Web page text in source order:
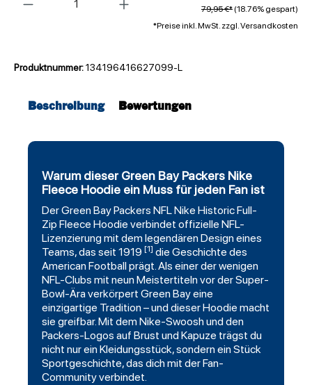
79,95 €* (18.76% gespart)
*Preise inkl. MwSt. zzgl. Versandkosten
Produktnummer:134196416627099-L
Beschreibung Bewertungen
Warum dieser Green Bay Packers Nike
Fleece Hoodie ein Muss für jeden Fan ist
DerGreen Bay Packers NFL Nike Historic Full-
Zip Fleece Hoodie verbindet offizielle NFL-
Lizenzierung mit dem legendären Design eines
Teams, das seit 1919 [1] die Geschichte des
American Football prägt. Als einer der wenigen
NFL-Clubs mit neun Meistertiteln vor der Super-
Bowl-Ära verkörpert Green Bay eine
einzigartige Tradition – und dieser Hoodie macht
sie greifbar. Mit dem Nike-Swoosh und den
Packers-Logos auf Brust und Kapuze trägst du
nicht nur ein Kleidungsstück, sondern ein Stück
Sportgeschichte, das dich mit der Fan-
Community verbindet.